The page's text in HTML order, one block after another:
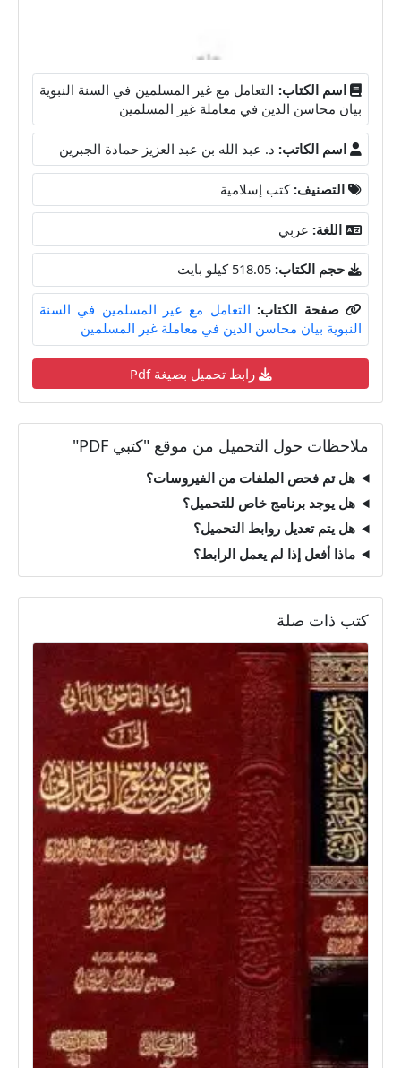
اسم الكتاب: التعامل مع غير المسلمين في السنة النبوية
بيان محاسن الدين في معاملة غير المسلمين
اسم الكاتب: د. عبد الله بن عبد العزيز حمادة الجبرين
التصنيف: كتب إسلامية
اللغة: عربي
حجم الكتاب: 518.05 كيلو بايت
صفحة الكتاب: التعامل مع غير المسلمين في السنة
النبوية بيان محاسن الدين في معاملة غير المسلمين
رابط تحميل بصيغة Pdf
ملاحظات حول التحميل من موقع "كتبي PDF"
هل تم فحص الملفات من الفيروسات؟
هل يوجد برنامج خاص للتحميل؟
هل يتم تعديل روابط التحميل؟
ماذا أفعل إذا لم يعمل الرابط؟
كتب ذات صلة